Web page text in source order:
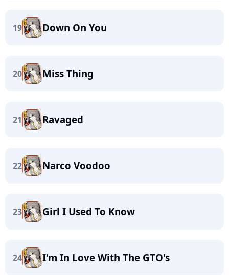
19 Down On You
20 Miss Thing
21 Ravaged
22 Narco Voodoo
23 Girl I Used To Know
24 I'm In Love With The GTO's